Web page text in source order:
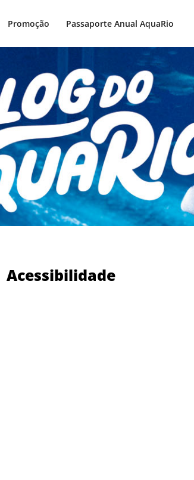
Promoção Passaporte Anual AquaRio
Acessibilidade